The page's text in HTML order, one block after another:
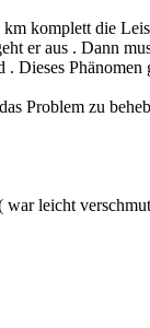
komplett die
er aus . Dann
Dieses
Problem zu
war leicht